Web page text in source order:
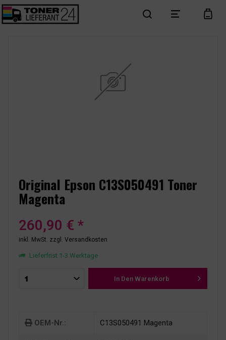
search menu cart
Original Epson C13S050491 Toner
Magenta
260,90 € *
inkl. MwSt. zzgl. Versandkosten
Lieferfrist 1-3 Werktage
In Den Warenkorb
OEM-Nr.: C13S050491 Magenta